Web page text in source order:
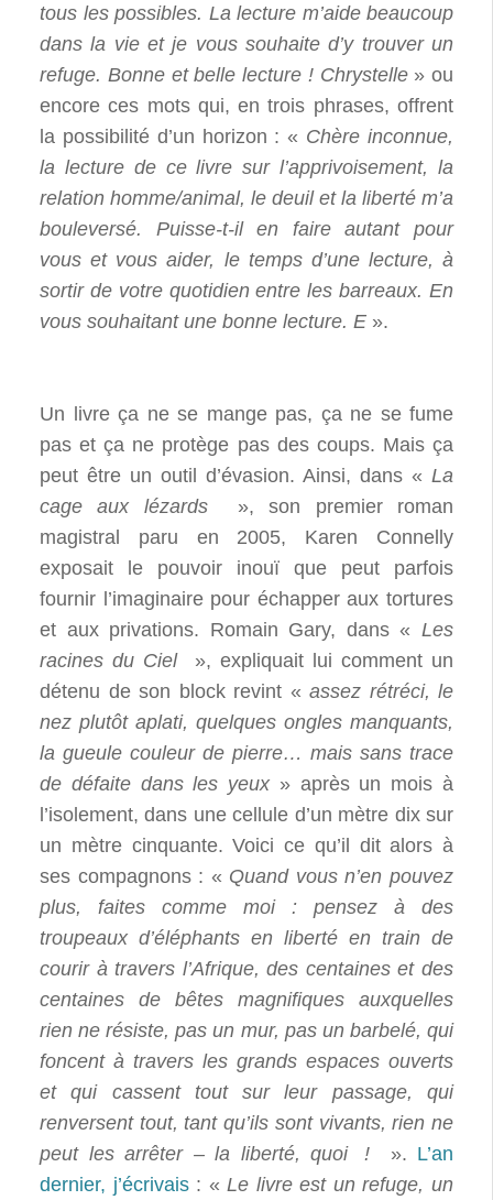
tous les possibles. La lecture m’aide beaucoup
dans la vie et je vous souhaite d’y trouver un
refuge. Bonne et belle lecture ! Chrystelle» ou
encore ces mots qui, en trois phrases, offrent
la possibilité d’un horizon : « Chère inconnue,
la lecture de ce livre sur l’apprivoisement, la
relation homme/animal, le deuil et la liberté m’a
bouleversé. Puisse-t-il en faire autant pour
vous et vous aider, le temps d’une lecture, à
sortir de votre quotidien entre les barreaux. En
vous souhaitant une bonne lecture. E ».
Un livre ça ne se mange pas, ça ne se fume
pas et ça ne protège pas des coups. Mais ça
peut être un outil d’évasion. Ainsi, dans « La
cage aux lézards
», son premier roman
magistral paru en 2005, Karen Connelly
exposait le pouvoir inouï que peut parfois
fournir l’imaginaire pour échapper aux tortures
et aux privations. Romain Gary, dans « Les
racines du Ciel
», expliquait lui comment un
détenu de son block revint « assez rétréci, le
nez plutôt aplati, quelques ongles manquants,
la gueule couleur de pierre… mais sans trace
de défaite dans les yeux» après un mois à
l’isolement, dans une cellule d’un mètre dix sur
un mètre cinquante. Voici ce qu’il dit alors à
ses compagnons : « Quand vous n’en pouvez
plus, faites comme moi : pensez à des
troupeaux d’éléphants en liberté en train de
courir à travers l’Afrique, des centaines et des
centaines de bêtes magnifiques auxquelles
rien ne résiste, pas un mur, pas un barbelé, qui
foncent à travers les grands espaces ouverts
et qui cassent tout sur leur passage, qui
renversent tout, tant qu’ils sont vivants, rien ne
peut les arrêter – la liberté, quoi !
». L’an
dernier, j’écrivais: « Le livre est un refuge, un